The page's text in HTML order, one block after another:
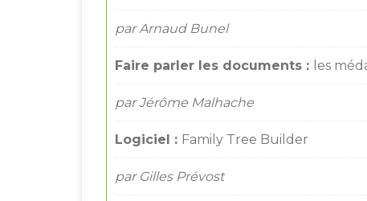
par Arnaud Bunel
Faire parler les documents : les
par Jérôme Malhache
Logiciel : Family Tree Builder
par Gilles Prévost